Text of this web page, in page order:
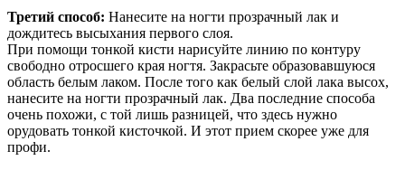
Третий способ: Нанесите на ногти прозрачный лак и
дождитесь высыхания первого слоя.
При помощи тонкой кисти нарисуйте линию по контуру
свободно отросшего края ногтя. Закрасьте образовавшуюся
область белым лаком. После того как белый слой лака высох,
нанесите на ногти прозрачный лак. Два последние способа
очень похожи, с той лишь разницей, что здесь нужно
орудовать тонкой кисточкой. И этот прием скорее уже для
профи.